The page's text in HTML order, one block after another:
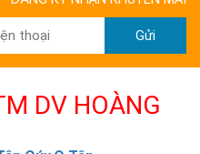
Gửi
DV HOÀNG